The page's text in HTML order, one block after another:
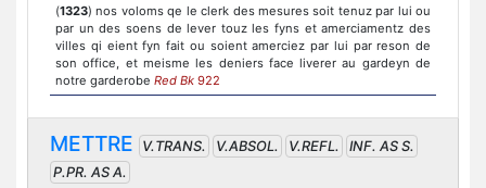
(1323) nos voloms qe le clerk des mesures soit tenuz par lui ou
par un des soens de lever touz les fyns et amerciamentz des
villes qi eient fyn fait ou soient amerciez par lui par reson de
son office, et meisme les deniers face liverer au gardeyn de
notre garderobe Red Bk 922
METTRE V.TRANS. V.ABSOL. V.REFL.
INF. AS S.
P.PR. AS A.